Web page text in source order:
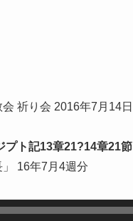
祈り会 2016年7月14日
プト記13章21?14章21節
16年7月4週分